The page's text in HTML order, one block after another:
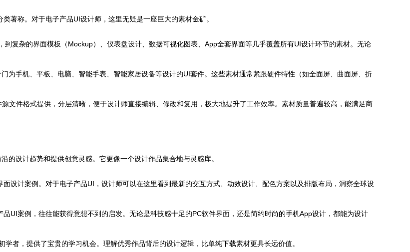
著称。对于电子产品UI设计师，这里无疑是一座巨大的素材金矿。
到复杂的界面模板（Mockup）、仪表盘设计、数据可视化图表、App全套界面等几乎覆盖所有UI设计环节的素材。无论
门为手机、平板、电脑、智能手表、智能家居设备等设计的UI套件。这些素材通常紧跟硬件特性（如全面屏、曲面屏、折
文件格式提供，分层清晰，便于设计师直接编辑、修改和复用，极大地提升了工作效率。素材质量普遍较高，能满足商
的设计趋势和提供创意灵感。它更像一个设计作品集合地与灵感库。
面设计案例。对于电子产品UI，设计师可以在这里看到最新的交互方式、动效设计、配色方案以及排版布局，洞察全球设
品UI案例，往往能获得意想不到的启发。无论是科技感十足的PC软件界面，还是简约时尚的手机App设计，都能为设计
者，提供了宝贵的学习机会。理解优秀作品背后的设计逻辑，比单纯下载素材更具长远价值。